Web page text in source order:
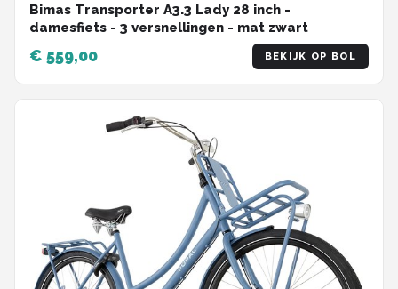
Bimas Transporter A3.3 Lady 28 inch -
damesfiets - 3 versnellingen - mat zwart
€ 559,00 BEKIJK OP BOL